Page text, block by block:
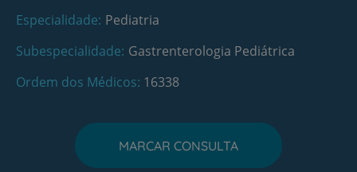
Especialidade Pediatria
Subespecialidade Gastrenterologia Pediátrica
Ordem dos Médicos 16338
MARCAR CONSULTA